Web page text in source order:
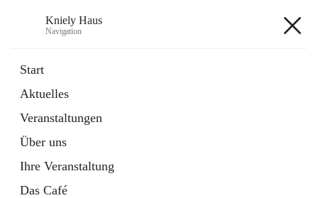
Kniely Haus
Navigation
Start
Aktuelles
Veranstaltungen
Über uns
Ihre Veranstaltung
Das Café
Externe Webseite
in
Tab
Ö-Ticket
Externe Webseite
öffnet
in
neuem
Tab